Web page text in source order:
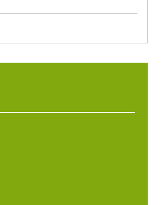
連續9...